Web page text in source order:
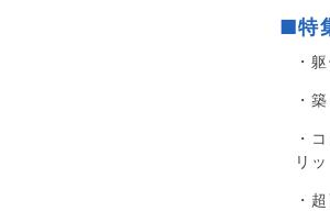
■特
・
・
・
リッ
・